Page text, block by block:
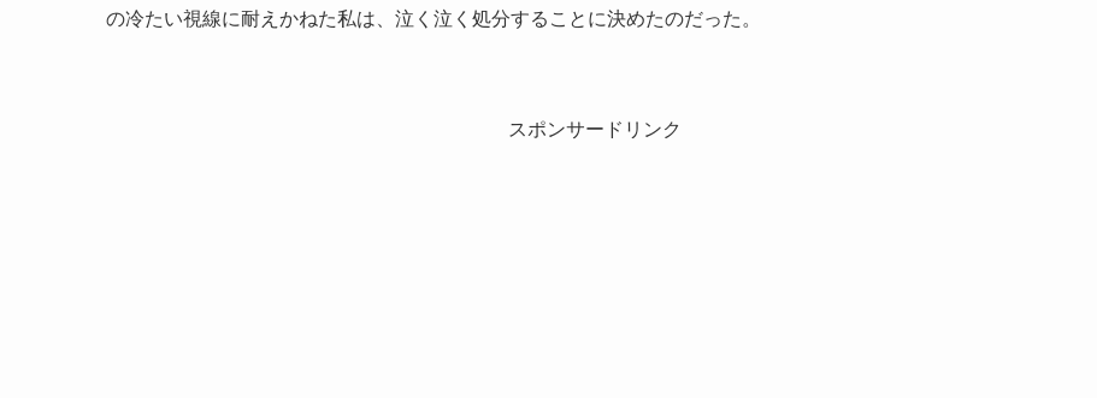
の冷たい視線に耐えかねた私は、泣く泣く処分することに決めたのだった。
スポンサードリンク